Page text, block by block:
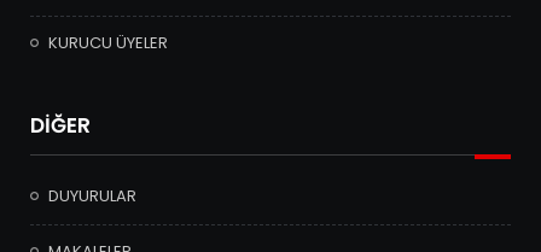
KURUCU ÜYELER
DİĞER
DUYURULAR